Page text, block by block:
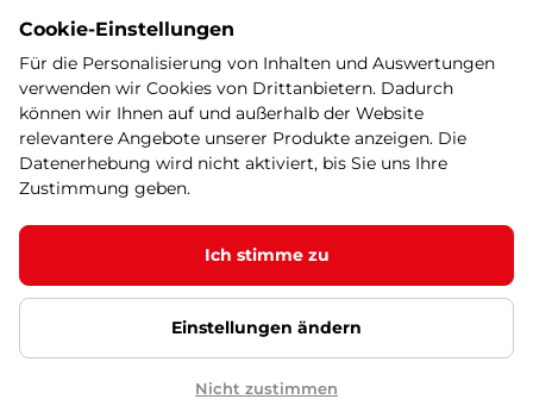
Dienstleistungen.
Kontaktieren Sie uns
E-mail
shop@insportline.de
Phone
+420 556 300 970
Cookie-Einstellungen
Für die Personalisierung von Inhalten und Auswertungen
verwenden wir Cookies von Drittanbietern. Dadurch
können wir Ihnen auf und außerhalb der Website
relevantere Angebote unserer Produkte anzeigen. Die
Datenerhebung wird nicht aktiviert, bis Sie uns Ihre
Zustimmung geben.
Ich stimme zu
Einstellungen ändern
Nicht zustimmen